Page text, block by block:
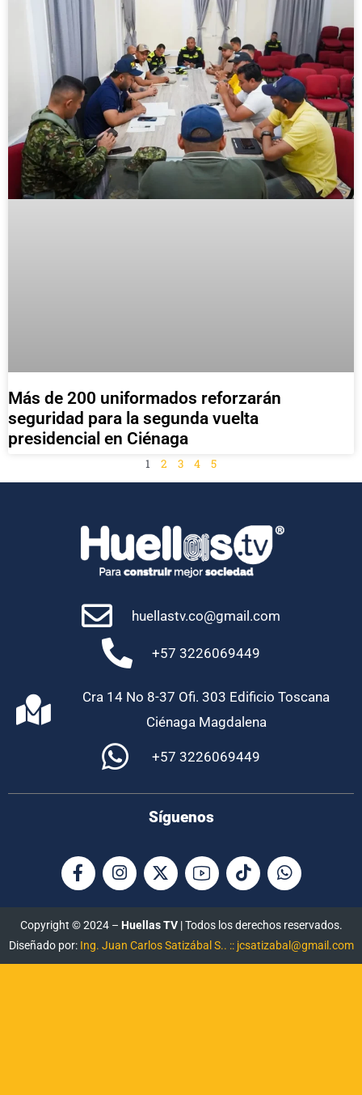
Más de 200 uniformados reforzarán
seguridad para la segunda vuelta
presidencial en Ciénaga
1 2 3 4 5
huellastv.co@gmail.com
+57 3226069449
Cra 14 No 8-37 Ofi. 303 Edificio Toscana
Ciénaga Magdalena
+57 3226069449
Síguenos
Copyright © 2024 – Huellas TV| Todos los derechos reservados.
Diseñado por: Ing. Juan Carlos Satizábal S.. :: jcsatizabal@gmail.com